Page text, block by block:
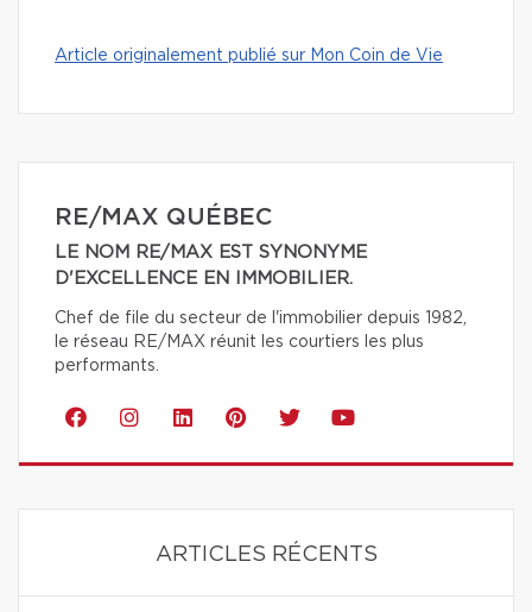
Article originalement publié sur Mon Coin de Vie
RE/MAX QUÉBEC
LE NOM RE/MAX EST SYNONYME
D'EXCELLENCE EN IMMOBILIER.
Chef de file du secteur de l'immobilier depuis 1982,
le réseau RE/MAX réunit les courtiers les plus
performants.
ARTICLES RÉCENTS